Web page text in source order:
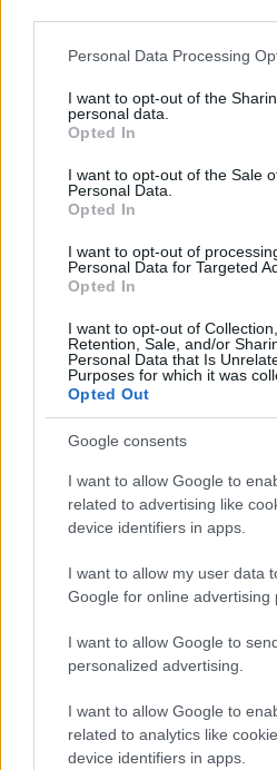
Please note that this website/app
not limited to your visit or usage
grant or deny consent to Google
use your data for below specified
consent section.
Personal Data Processing
I want to opt-out of the
personal data.
Opted In
I want to opt-out of the Sale
Personal Data.
Opted In
I want to opt-out of
Personal Data for Targeted
Opted In
I want to opt-out of
Retention, Sale, and/or
Personal Data that Is
Purposes for which it was
Opted Out
Google consents
I want to allow Google to
related to advertising like
device identifiers in apps.
I want to allow my user data
Google for online advertising
I want to allow Google to
personalized advertising.
I want to allow Google to
related to analytics like
device identifiers in apps.
napon ők feszítenek
címlapján. Ennek
lennie. Előttük is csupán
zenekar bukkant fel,
tökéletes egységként volt
tényező, ami a sikerhez
meg jóformán alig… Nem
már említett mai
visszaásnak az Appetite
A könyv a korai, még
történetét követően
debütáló album
is, megszólaltatva
aki csak fontos lehet
kivétel – cseppet sem
maga Axl Rose, de ezen
bárki is, noha Canter
barátságban van, amit
nagyon kevesen
különös tekintettel az
A fotók nagyrésze
roppant emberközeli is
papíros kiállítás
könnyen áttekinthetők,